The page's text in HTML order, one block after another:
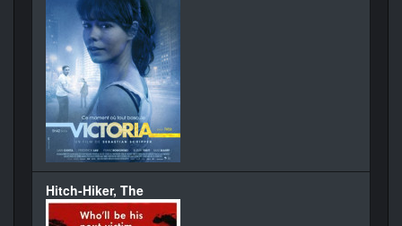
Hitch-Hiker, The